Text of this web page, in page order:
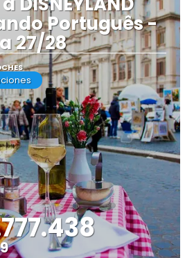
Português -
27/28